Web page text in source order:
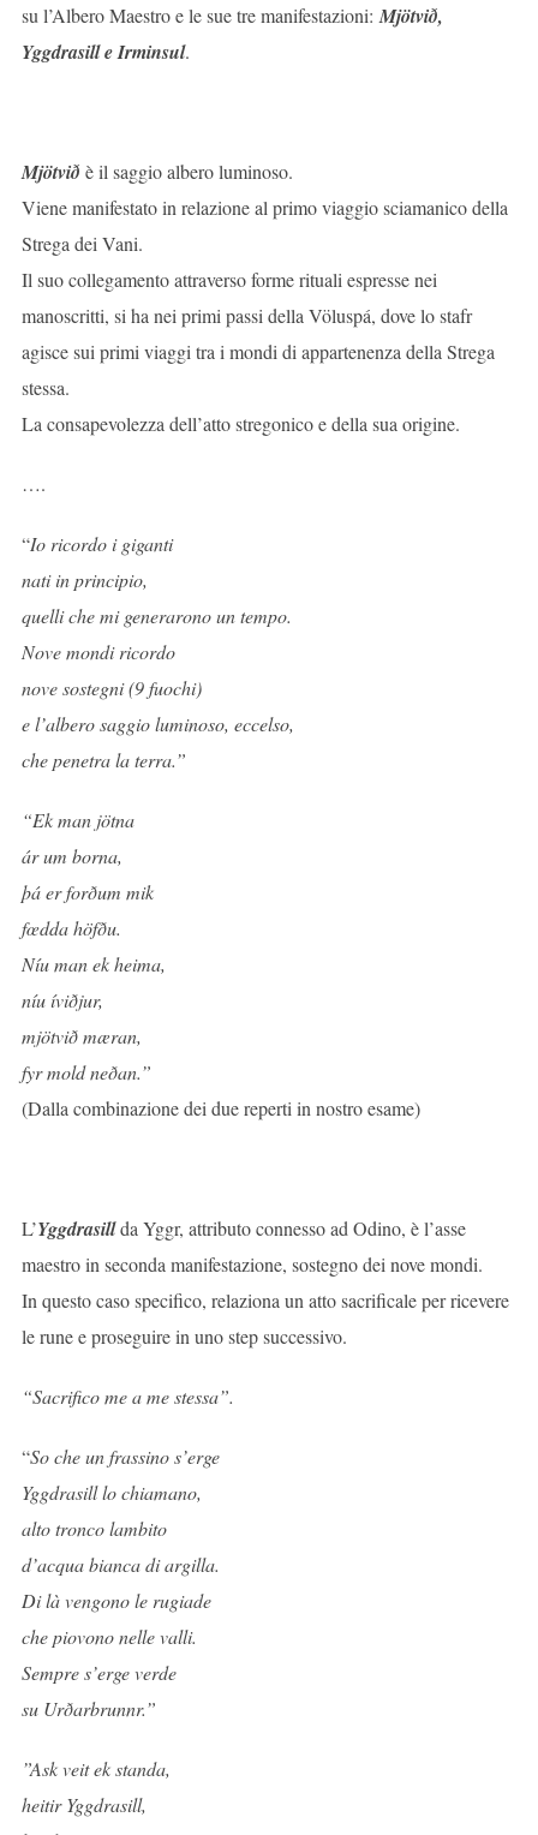
su l’Albero Maestro e le sue tre manifestazioni: Mjötvið,
Yggdrasill e Irminsul.
Mjötvið è il saggio albero luminoso.
Viene manifestato in relazione al primo viaggio sciamanico della
Strega dei Vani.
Il suo collegamento attraverso forme rituali espresse nei
manoscritti, si ha nei primi passi della Völuspá, dove lo stafr
agisce sui primi viaggi tra i mondi di appartenenza della Strega
stessa.
La consapevolezza dell’atto stregonico e della sua origine.
….
“Io ricordo i giganti
nati in principio,
quelli che mi generarono un tempo.
Nove mondi ricordo
nove sostegni (9 fuochi)
e l’albero saggio luminoso, eccelso,
che penetra la terra.”
“Ek man jötna
ár um borna,
þá er forðum mik
fœdda höfðu.
Níu man ek heima,
níu íviðjur,
mjötvið mæran,
fyr mold neðan.”
(Dalla combinazione dei due reperti in nostro esame)
L’Yggdrasillda Yggr, attributo connesso ad Odino, è l’asse
maestro in seconda manifestazione, sostegno dei nove mondi.
In questo caso specifico, relaziona un atto sacrificale per ricevere
le rune e proseguire in uno step successivo.
“Sacrifico me a me stessa”.
“So che un frassino s’erge
Yggdrasill lo chiamano,
alto tronco lambito
d’acqua bianca di argilla.
Di là vengono le rugiade
che piovono nelle valli.
Sempre s’erge verde
su Urðarbrunnr.”
”Ask veit ek standa,
heitir Yggdrasill,